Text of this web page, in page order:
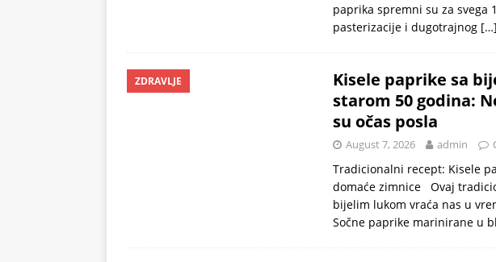
paprika spremni su za svega
pasterizacije i dugotrajnog […]
ZDRAVLJE
Kisele paprike sa
starom 50 godina:
su očas posla
August 7, 2026 admin
Tradicionalni recept: Kisele
domaće zimnice Ovaj
bijelim lukom vraća nas u
Sočne paprike marinirane u